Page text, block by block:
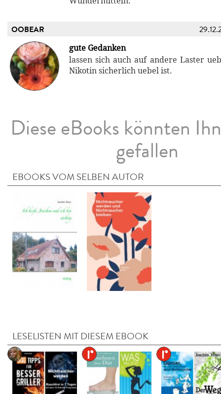
OOBEAR
gute Gedanken
lassen sich auch auf andere Laster
Nikotin sicherlich uebel ist.
Diese eBooks könnten
gefallen
EBOOKS VOM SELBEN AUTOR
LESELISTEN MIT DIESEM EBOOK